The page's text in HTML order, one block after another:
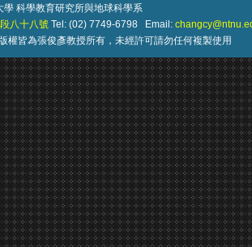
科學教育研究所與地球科學系
八十八號 Tel: (02) 7749-6798 Email:
權皆為張俊彥教授所有，未經許可請勿任何複製使用